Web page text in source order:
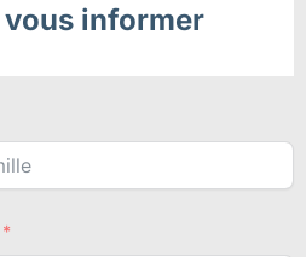
informer